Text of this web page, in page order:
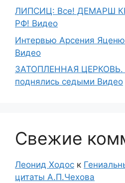
ЛИПСИЦ: Все! ДЕМАРШ
РФ! Видео
Интервью Арсения
Видео
ЗАТОПЛЕННАЯ ЦЕРКОВЬ.
поднялись седыми Видео
Свежие
Леонид Ходос к
цитаты А.П.Чехова